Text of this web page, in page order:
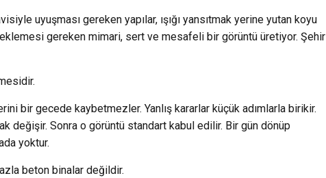
uyuşması gereken yapılar, ışığı yansıtmak yerine yutan koyu
gereken mimari, sert ve mesafeli bir görüntü üretiyor. Şehir
bir gecede kaybetmezler. Yanlış kararlar küçük adımlarla birikir.
değişir. Sonra o görüntü standart kabul edilir. Bir gün dönüp
yoktur.
beton binalar değildir.